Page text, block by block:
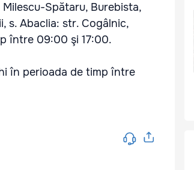
Spătaru, Burebista,
s. Abaclia: str. Cogâlnic,
între 09:00 şi 17:00.
în perioada de timp între